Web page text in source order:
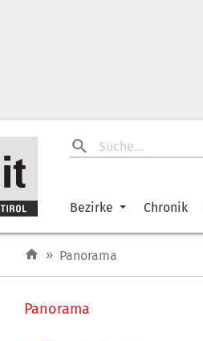
Bezirke Chronik
» Panorama
Panorama